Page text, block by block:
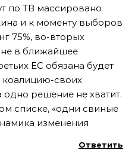
по ТВ массировано
и к моменту выборов
75%, во-вторых
в ближайшее
ЕС обязана будет
коалицию-своих
одно решение не хватит.
списке, «одни свиные
изменения
Ответить